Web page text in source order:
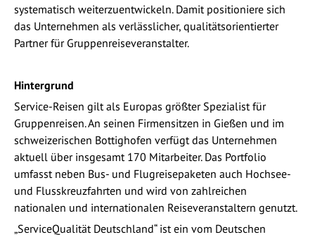
systematisch weiterzuentwickeln. Damit positioniere sich
das Unternehmen als verlässlicher, qualitätsorientierter
Partner für Gruppenreiseveranstalter.
Hintergrund
Service-Reisen gilt als Europas größter Spezialist für
Gruppenreisen. An seinen Firmensitzen in Gießen und im
schweizerischen Bottighofen verfügt das Unternehmen
aktuell über insgesamt 170 Mitarbeiter. Das Portfolio
umfasst neben Bus- und Flugreisepaketen auch Hochsee-
und Flusskreuzfahrten und wird von zahlreichen
nationalen und internationalen Reiseveranstaltern genutzt.
„ServiceQualität Deutschland“ ist ein vom Deutschen